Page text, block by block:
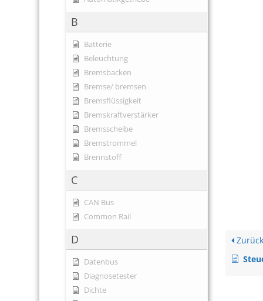
B
Batterie
Beleuchtung
Bremsbacken
Bremse/ bremsen
Bremsflüssigkeit
Bremskraftverstärker
Bremsscheibe
Bremstrommel
Brennstoff
C
CAN Bus
Common Rail
D
Datenbus
Diagnosetester
Dichte
Zurück